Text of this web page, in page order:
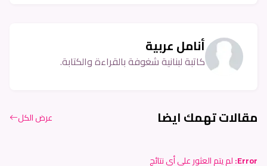
أنامل عربية
كاتبة لبنانية شغوفة بالقراءة والكتابة.
مقالات تهمك ايضا عرض الكل
Error: لم يتم العثور على أي نتائج